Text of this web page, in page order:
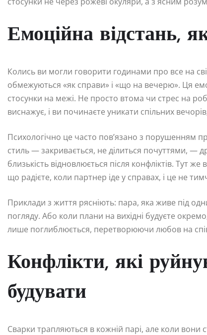
Емоційна відстань,
Колись ви могли говорити годинами про все на
обмежуються «як справи» і «що на вечерю». Ця
стосунки на межі. Не просто втома чи стрес на
виснажує, і ви починаєте уникати спільних
Психологічно це часто пов’язано з порушенням
стиль — закривається, не ділиться почуттями, —
близькість відновлюється після конфліктів. Тут
що радієте, коли партнер іде у справах, і це не
Приклади з життя рясніють: пара, яка живе під
погляду. Або коли плани на вихідні будуєте
лише поглиблюється, перетворюючи любов на
Конфлікти, які
будувати
Сварки трапляються в кожній парі, але коли